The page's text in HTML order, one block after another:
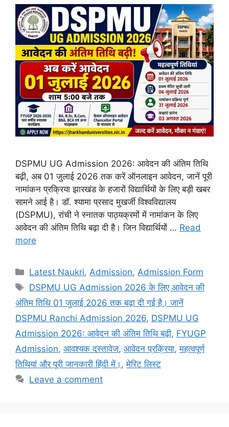
DSPMU UG Admission 2026: आवेदन की अंतिम तिथि
बढ़ी, अब 01 जुलाई 2026 तक करें ऑनलाइन आवेदन, जानें पूरी
नामांकन प्रक्रिया झारखंड के हजारों विद्यार्थियों के लिए बड़ी खबर
सामने आई है। डॉ. श्यामा प्रसाद मुखर्जी विश्वविद्यालय
(DSPMU), रांची ने स्नातक पाठ्यक्रमों में नामांकन के लिए
आवेदन की अंतिम तिथि बढ़ा दी है। जिन विद्यार्थियों … Read
more
Latest Naukri, Admission, Admission Form
DSPMU UG Admission 2026 के लिए आवेदन की
अंतिम तिथि 01 जुलाई 2026 तक बढ़ा दी गई है। जानें
DSPMU Ranchi Admission 2026, DSPMU UG
Admission 2026: आवेदन की अंतिम तिथि बढ़ी, FYUGP
Admission, आवश्यक दस्तावेज, आवेदन प्रक्रिया,महत्वपूर्ण
तिथियां और पूरी जानकारी हिंदी में। ,मेरिट लिस्ट
Leave a comment